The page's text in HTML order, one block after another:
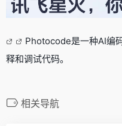
Photocode是一种AI编
释和调试代码。
相关导航